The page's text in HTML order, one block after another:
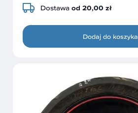
Dostawa od 20,00 zł
Dodaj do koszyka